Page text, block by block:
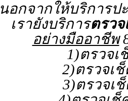
นอกจากให้บริการป
เรายังบริการตรวจ
อย่างมืออาชีพ
1)ตรวจเ
2)ตรวจเ
3)ตรวจเ